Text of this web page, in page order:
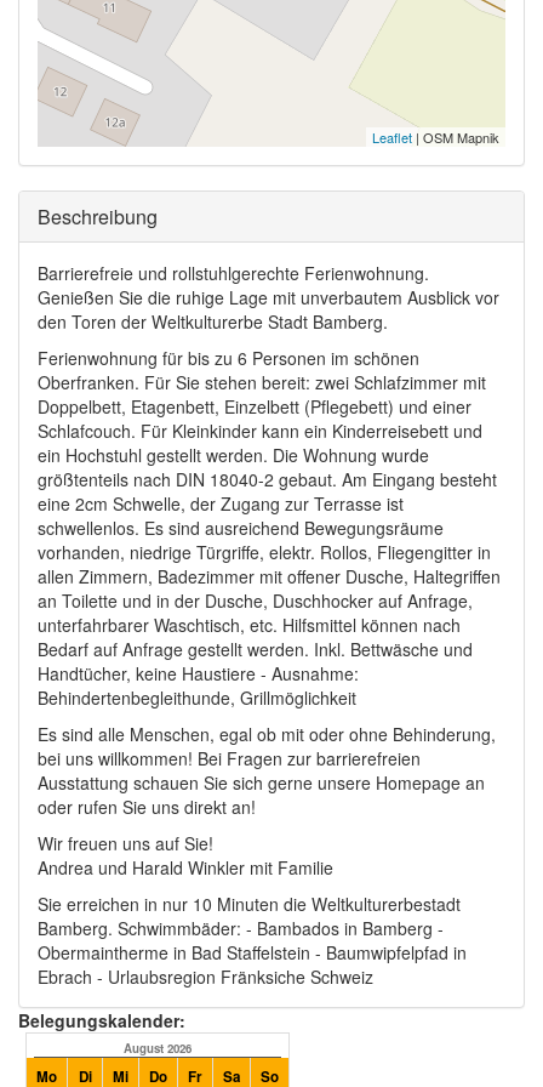
Leaflet | OSM Mapnik
Ausblenden
Beschreibung
Barrierefreie und rollstuhlgerechte Ferienwohnung.
Genießen Sie die ruhige Lage mit unverbautem Ausblick vor
den Toren der Weltkulturerbe Stadt Bamberg.
Ferienwohnung für bis zu 6 Personen im schönen
Oberfranken. Für Sie stehen bereit: zwei Schlafzimmer mit
Doppelbett, Etagenbett, Einzelbett (Pflegebett) und einer
Schlafcouch. Für Kleinkinder kann ein Kinderreisebett und
ein Hochstuhl gestellt werden. Die Wohnung wurde
größtenteils nach DIN 18040-2 gebaut. Am Eingang besteht
eine 2cm Schwelle, der Zugang zur Terrasse ist
schwellenlos. Es sind ausreichend Bewegungsräume
vorhanden, niedrige Türgriffe, elektr. Rollos, Fliegengitter in
allen Zimmern, Badezimmer mit offener Dusche, Haltegriffen
an Toilette und in der Dusche, Duschhocker auf Anfrage,
unterfahrbarer Waschtisch, etc. Hilfsmittel können nach
Bedarf auf Anfrage gestellt werden. Inkl. Bettwäsche und
Handtücher, keine Haustiere - Ausnahme:
Behindertenbegleithunde, Grillmöglichkeit
Es sind alle Menschen, egal ob mit oder ohne Behinderung,
bei uns willkommen! Bei Fragen zur barrierefreien
Ausstattung schauen Sie sich gerne unsere Homepage an
oder rufen Sie uns direkt an!
Wir freuen uns auf Sie!
Andrea und Harald Winkler mit Familie
Sie erreichen in nur 10 Minuten die Weltkulturerbestadt
Bamberg. Schwimmbäder: - Bambados in Bamberg -
Obermaintherme in Bad Staffelstein - Baumwipfelpfad in
Ebrach - Urlaubsregion Fränksiche Schweiz
Belegungskalender:
August 2026
Mo Di Mi Do Fr Sa So